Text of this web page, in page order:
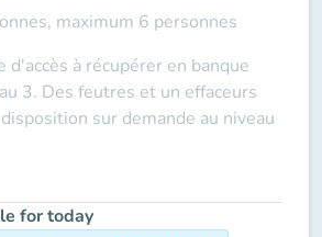
maximum 6 personnes
d'accès à récupérer en banque
3. Des feutres et un effaceurs
sur demande au niveau
for today